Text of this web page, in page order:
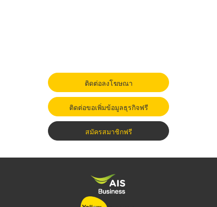
ติดต่อลงโฆษณา
ติดต่อขอเพิ่มข้อมูลธุรกิจฟรี
สมัครสมาชิกฟรี